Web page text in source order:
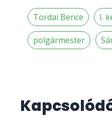
Tordai Bence I.
polgármester